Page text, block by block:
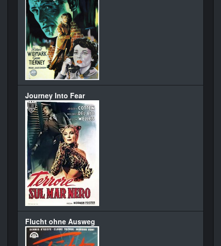
Journey Into Fear
Flucht ohne Ausweg